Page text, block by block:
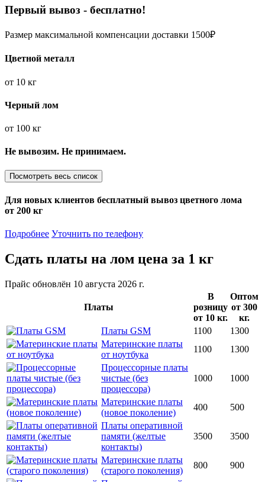
Первый вывоз - бесплатно!
Размер максимальной компенсации доставки 1500₽
Цветной металл
от 10 кг
Черный лом
от 100 кг
Не вывозим. Не принимаем.
Посмотреть весь список
Для новых клиентов бесплатный вывоз цветного лома
от 200 кг
Подробнее Уточнить по телефону
Сдать платы на лом цена за 1 кг
Прайс обновлён 10 августа 2026 г.
Платы
В
розницу
от 10 кг.
Оптом
от 300
кг.
Платы GSM
1100
1300
Материнские платы
от ноутбука
1100
1300
Процессорные платы
чистые (без
процессора)
1000 1000
Материнские платы
(новое поколение)
400
500
Платы оперативной
памяти (желтые
контакты)
3500 3500
Материнские платы
(старого поколения)
800
900